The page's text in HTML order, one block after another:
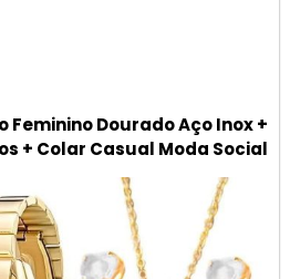
Feminino Dourado Aço Inox +
+ Colar Casual Moda Social